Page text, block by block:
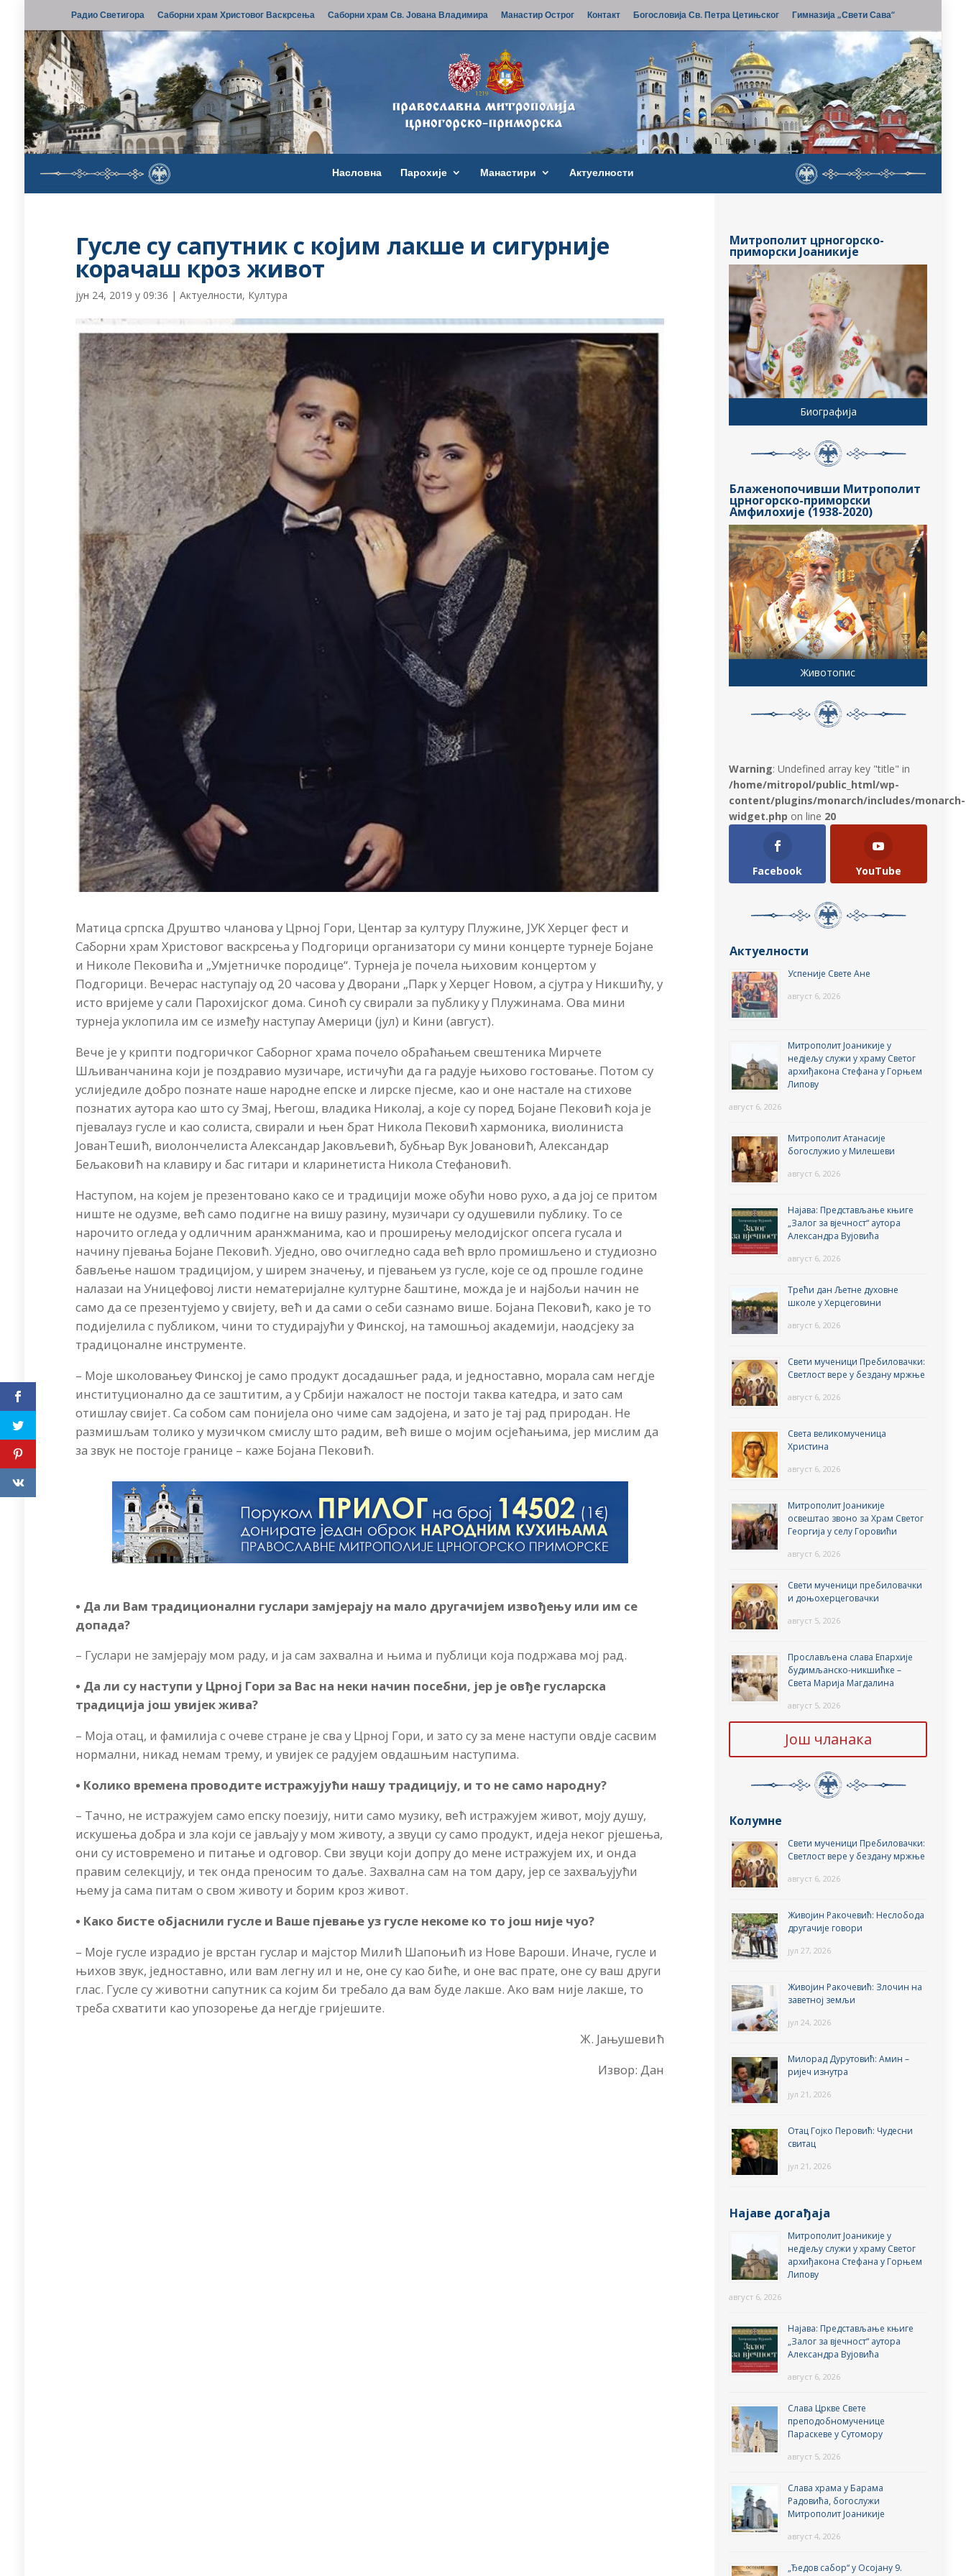
Радио Светигора Саборни храм Христовог Васкрсења Саборни храм Св. Јована Владимира Манастир Острог Контакт Богословија Св. Петра Цетињског Гимназија „Свети Сава“
Насловна Парохије Манастири Актуелности
Гусле су сапутник с којим лакше и сигурније
корачаш кроз живот
јун 24, 2019 у 09:36 |Актуелности, Култура
Матица српска Друштво чланова у Црној Гори, Центар за културу Плужине, ЈУК Херцег фест и
Саборни храм Христовог васкрсења у Подгорици организатори су мини концерте турнеје Бојане
и Николе Пековића и „Умјетничке породице“. Турнеја је почела њиховим концертом у
Подгорици. Вечерас наступају од 20 часова у Дворани „Парк у Херцег Новом, а сјутра у Никшићу, у
исто вријеме у сали Парохијског дома. Синоћ су свирали за публику у Плужинама. Ова мини
турнеја уклопила им се између наступау Америци (јул) и Кини (август).
Вече је у крипти подгоричког Саборног храма почело обраћањем свештеника Мирчете
Шљиванчанина који је поздравио музичаре, истичући да га радује њихово гостовање. Потом су
услиједиле добро познате наше народне епске и лирске пјесме, као и оне настале на стихове
познатих аутора као што су Змај, Његош, владика Николај, а које су поред Бојане Пековић која је
пјевалауз гусле и као солиста, свирали и њен брат Никола Пековић хармоника, виолиниста
ЈованТешић, виолончелиста Александар Јаковљевић, бубњар Вук Јовановић, Александар
Бељаковић на клавиру и бас гитари и кларинетиста Никола Стефановић.
Наступом, на којем је презентовано како се и традицији може обући ново рухо, а да јој се притом
ниште не одузме, већ само подигне на вишу разину, музичари су одушевили публику. То се
нарочито огледа у одличним аранжманима, као и проширењу мелодијског опсега гусала и
начину пјевања Бојане Пековић. Уједно, ово очигледно сада већ врло промишљено и студиозно
бављење нашом традицијом, у ширем значењу, и пјевањем уз гусле, које се од прошле године
налазаи на Уницефовој листи нематеријалне културне баштине, можда је и најбољи начин не
само да се презентујемо у свијету, већ и да сами о себи сазнамо више. Бојана Пековић, како је то
подијелила с публиком, чини то студирајући у Финској, на тамошњој академији, наодсјеку за
традицоналне инструменте.
– Моје школовањеу Финској је само продукт досадашњег рада, и једноставно, морала сам негдје
институционално да се заштитим, а у Србији нажалост не постоји таква катедра, и зато сам
отишлау свијет. Са собом сам понијела оно чиме сам задојена, и зато је тај рад природан. Не
размишљам толико у музичком смислу што радим, већ више о мојим осјећањима, јер мислим да
за звук не постоје границе – каже Бојана Пековић.
• Да ли Вам традиционални гуслари замјерају на мало другачијем извођењу или им се
допада?
– Гуслари не замјерају мом раду, и ја сам захвална и њима и публици која подржава мој рад.
• Да ли су наступи у Црној Гори за Вас на неки начин посебни, јер је овђе гусларска
традиција још увијек жива?
– Моја отац, и фамилија с очеве стране је сва у Црној Гори, и зато су за мене наступи овдје сасвим
нормални, никад немам трему, и увијек се радујем овдашњим наступима.
• Колико времена проводите истражујући нашу традицију, и то не само народну?
– Тачно, не истражујем само епску поезију, нити само музику, већ истражујем живот, моју душу,
искушења добра и зла који се јављају у мом животу, а звуци су само продукт, идеја неког рјешења,
они су истовремено и питање и одговор. Сви звуци који допру до мене истражујем их, и онда
правим селекцију, и тек онда преносим то даље. Захвална сам на том дару, јер се захваљујући
њему ја сама питам о свом животу и борим кроз живот.
• Како бисте објаснили гусле и Ваше пјевање уз гусле некоме ко то још није чуо?
– Моје гусле израдио је врстан гуслар и мајстор Милић Шапоњић из Нове Вароши. Иначе, гусле и
њихов звук, једноставно, или вам легну ил и не, оне су као биће, и оне вас прате, оне су ваш други
глас. Гусле су животни сапутник са којим би требало да вам буде лакше. Ако вам није лакше, то
треба схватити као упозорење да негдје гријешите.
Ж. Јањушевић
Извор: Дан
Митрополит црногорско-
приморски Јоаникије
Биографија
Блаженопочивши Митрополит
црногорско-приморски
Амфилохије (1938-2020)
Животопис
Warning: Undefined array key "title" in
/home/mitropol/public_html/wp-
content/plugins/monarch/includes/monarch-
widget.php on line 20
Facebook YouTube
Актуелности
Успеније Свете Ане
август 6, 2026
Митрополит Јоаникије у
недјељу служи у храму Светог
архиђакона Стефана у Горњем
Липову
август 6, 2026
Митрополит Атанасије
богослужио у Милешеви
август 6, 2026
Најава: Представљање књиге
„Залог за вјечност“ аутора
Александра Вујовића
август 6, 2026
Трећи дан Љетне духовне
школе у Херцеговини
август 6, 2026
Свети мученици Пребиловачки:
Светлост вере у бездану мржње
август 6, 2026
Света великомученица
Христина
август 6, 2026
Митрополит Јоаникије
освештао звоно за Храм Светог
Георгија у селу Горовићи
август 6, 2026
Свети мученици пребиловачки
и доњохерцеговачки
август 5, 2026
Прослављена слава Епархије
будимљанско-никшићке –
Света Марија Магдалина
август 5, 2026
Још чланака
Колумне
Свети мученици Пребиловачки:
Светлост вере у бездану мржње
август 6, 2026
Живојин Ракочевић: Неслобода
другачије говори
јул 27, 2026
Живојин Ракочевић: Злочин на
заветној земљи
јул 24, 2026
Милорад Дурутовић: Амин –
ријеч изнутра
јул 21, 2026
Отац Гојко Перовић: Чудесни
свитац
јул 21, 2026
Најаве догађаја
Митрополит Јоаникије у
недјељу служи у храму Светог
архиђакона Стефана у Горњем
Липову
август 6, 2026
Најава: Представљање књиге
„Залог за вјечност“ аутора
Александра Вујовића
август 6, 2026
Слава Цркве Свете
преподобномученице
Параскеве у Сутомору
август 5, 2026
Слава храма у Барама
Радовића, богослужи
Митрополит Јоаникије
август 4, 2026
„Ђедов сабор“ у Осојану 9.